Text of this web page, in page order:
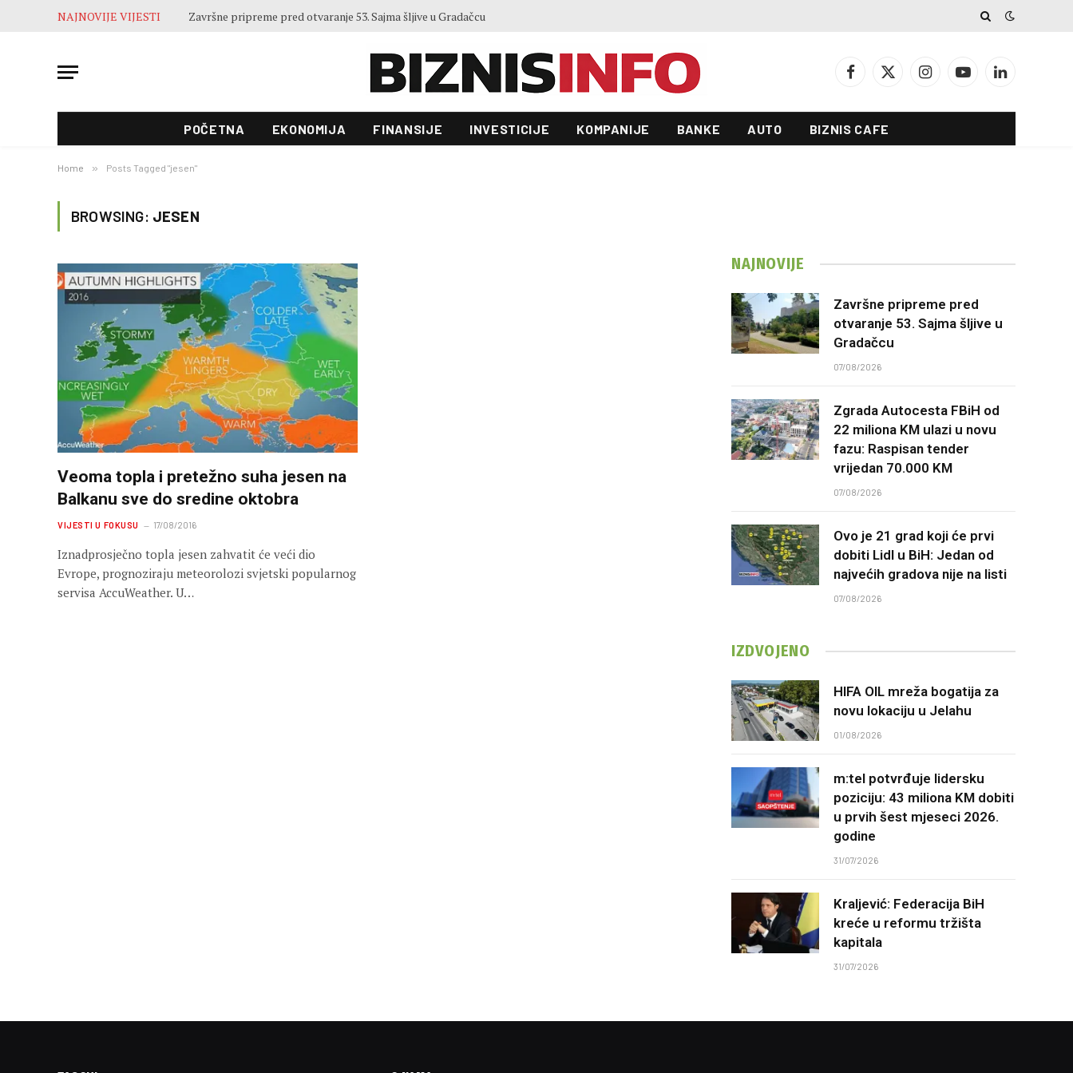
NAJNOVIJE VIJESTI Završne pripreme pred otvaranje 53. Sajma šljive u Gradačcu
Facebook
X
InstagramYouTubeLinkedIn
POČETNA EKONOMIJA FINANSIJE INVESTICIJE KOMPANIJE BANKE AUTO BIZNIS CAFE
Home » Posts Tagged "jesen"
BROWSING: JESEN
Veoma topla i pretežno suha jesen na
Balkanu sve do sredine oktobra
VIJESTI U FOKUSU 17/08/2016
Iznadprosječno topla jesen zahvatit će veći dio
Evrope, prognoziraju meteorolozi svjetski popularnog
servisa AccuWeather. U…
NAJNOVIJE
Završne pripreme pred
otvaranje 53. Sajma šljive u
Gradačcu
07/08/2026
Zgrada Autocesta FBiH od
22 miliona KM ulazi u novu
fazu: Raspisan tender
vrijedan 70.000 KM
07/08/2026
Ovo je 21 grad koji će prvi
dobiti Lidl u BiH: Jedan od
najvećih gradova nije na listi
07/08/2026
IZDVOJENO
HIFA OIL mreža bogatija za
novu lokaciju u Jelahu
01/08/2026
m:tel potvrđuje lidersku
poziciju: 43 miliona KM dobiti
u prvih šest mjeseci 2026.
godine
31/07/2026
Kraljević: Federacija BiH
kreće u reformu tržišta
kapitala
31/07/2026